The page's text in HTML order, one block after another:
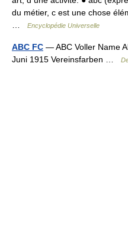
du métier, c est une chose
Encyclopédie Universelle
ABC FC — ABC Voller Name
Juni 1915 Vereinsfarben …